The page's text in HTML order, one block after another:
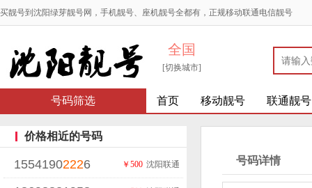
买靓号到沈阳绿芽靓号网，手机靓号、座机靓号全都有，正规移动联通电信靓号
全国
[切换城市]
号码筛选 首页 移动靓号 联通靓号
价格相近的号码
15541902226 沈阳联通
￥500 号码详情